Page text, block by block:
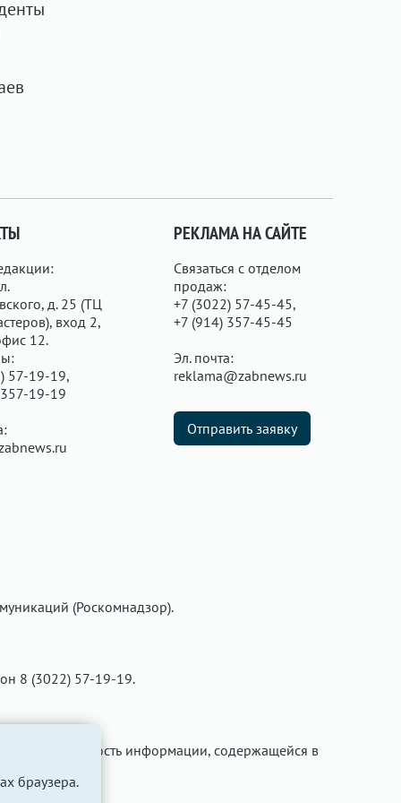
браузера.
д. 25 (ТЦ
вход 2,
12.
57-19-19,
19-19
РЕКЛАМА НА САЙТЕ
Связаться с отделом
продаж:
+7 (3022) 57-45-45,
+7 (914) 357-45-45
Эл. почта:
reklama@zabnews.ru
Отправить заявку
(Роскомнадзор).
8 (3022) 57-19-19.
за достоверность информации, содержащейся в